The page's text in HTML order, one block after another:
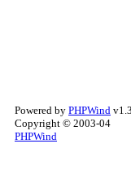
Powered by PHPWind
Copyright © 2003-04
PHPWind